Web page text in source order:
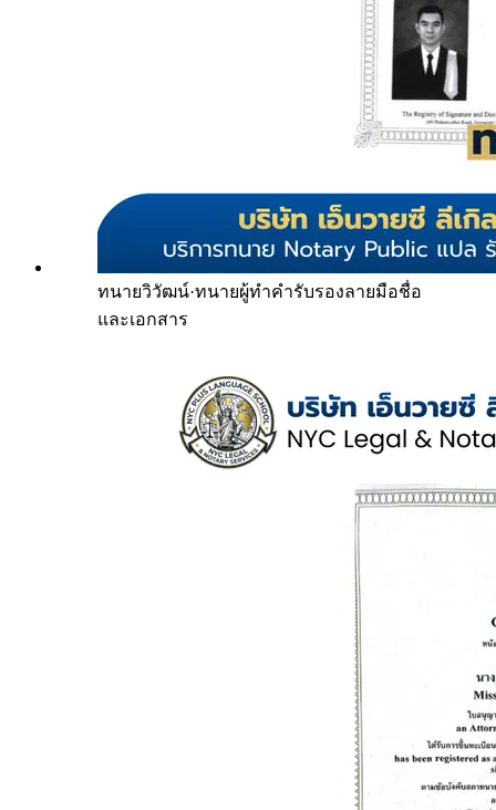
ทนายวิวัฒน์·ทนายผู้ทำคำรับรองลายมือชื่อ
และเอกสาร